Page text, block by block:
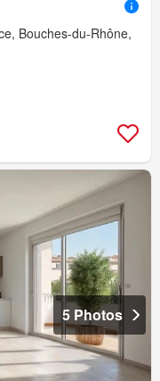
Bouches-du-Rhône,
5 Photos